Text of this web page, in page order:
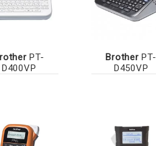
PT-
D400VP
BrotherPT-
D450VP